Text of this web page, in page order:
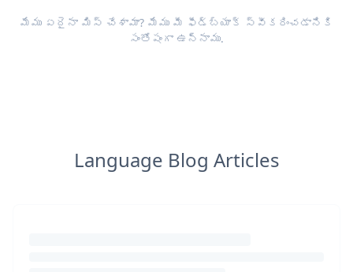
మేము ఏదైనా మిస్ చేశామా? మేము మీ ఫీడ్‌బ్యాక్ స్వీకరించడానికి
సంతోషంగా ఉన్నాము.
Language Blog Articles